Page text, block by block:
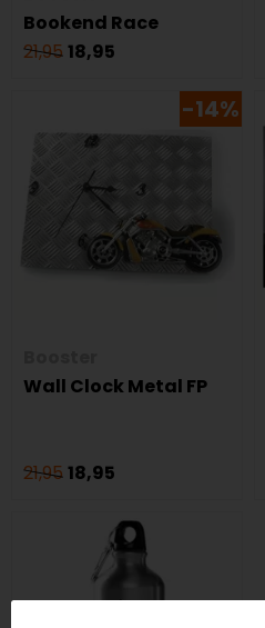
Bookend Race
21,9518,95
-14%
Wall Clock Metal FP
21,9518,95